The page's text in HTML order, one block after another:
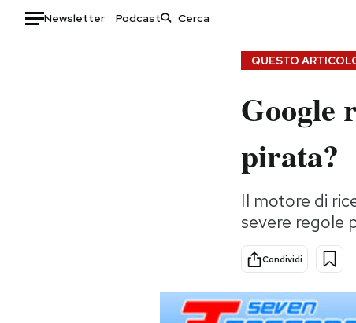
Newsletter Podcast
Consumismi
Ok Boomer!
Altrecose
Mondiali calcio 2026
QUESTO
Google
pirata?
Il motore di
severe regole
Condividi